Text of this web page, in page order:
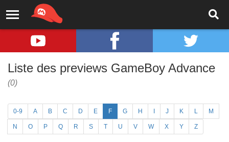
Liste des previews GameBoy Advance
(0)
0-9 A B C D E F G H J K L M
N O P Q R S T U V W X Y Z